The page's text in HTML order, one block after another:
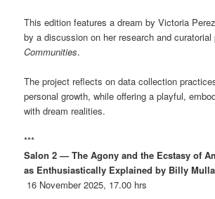
This edition features a dream by Victoria
by a discussion on her research and curatorial
Communities.
The project reflects on data collection
personal growth, while offering a playful,
with dream realities.
***
Salon 2 — The Agony and the Ecstasy of
as Enthusiastically Explained by Billy
16 November 2025, 17.00 hrs